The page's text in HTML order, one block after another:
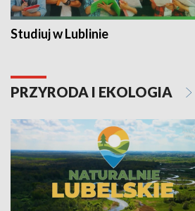
Studiuj w Lublinie
PRZYRODA I EKOLOGIA